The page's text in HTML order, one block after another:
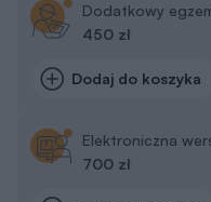
Dodatkowy
450 zł
Dodaj do koszyka
Elektroniczna
700 zł